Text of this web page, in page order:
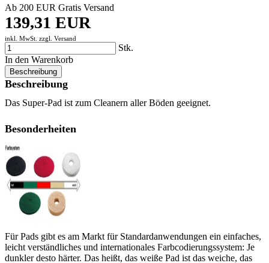
Ab 200 EUR Gratis Versand
139,31 EUR
inkl. MwSt. zzgl. Versand
Stk.
In den Warenkorb
Beschreibung
Beschreibung
Das Super-Pad ist zum Cleanern aller Böden geeignet.
Besonderheiten
Für Pads gibt es am Markt für Standardanwendungen ein einfaches,
leicht verständliches und internationales Farbcodierungssystem: Je
dunkler desto härter. Das heißt, das weiße Pad ist das weiche, das